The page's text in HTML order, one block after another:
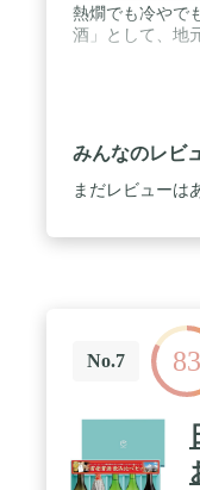
熱燗でも冷やで
酒」として、地
みんなのレビ
まだレビューは
No.7 83